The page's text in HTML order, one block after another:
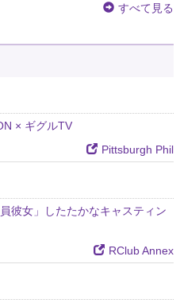
すべて見る
× ギグルTV
Pittsburgh Phil
彼女」したたかなキャスティン
RClub Annex